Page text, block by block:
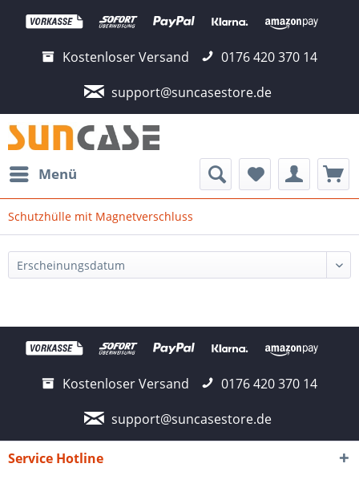
Kostenloser Versand
0176 420 370 14
support@suncasestore.de
Menü
Schutzhülle mit Magnetverschluss
Kostenloser Versand
0176 420 370 14
support@suncasestore.de
Service Hotline